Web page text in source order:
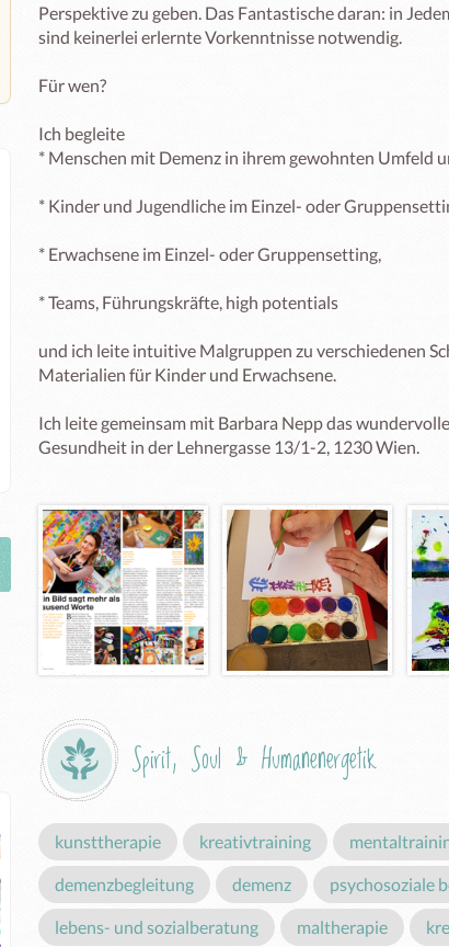
Perspektive zu geben. Das Fantastische daran: in
sind keinerlei erlernte Vorkenntnisse notwendig.
Für wen?
Ich begleite
* Menschen mit Demenz in ihrem gewohnten Umfeld
* Kinder und Jugendliche im Einzel- oder
* Erwachsene im Einzel- oder Gruppensetting,
* Teams, Führungskräfte, high potentials
und ich leite intuitive Malgruppen zu verschiedenen
Materialien für Kinder und Erwachsene.
Ich leite gemeinsam mit Barbara Nepp das
Gesundheit in der Lehnergasse 13/1-2, 1230 Wien.
Spirit, Soul & Humanenergetik
kunsttherapie kreativtraining
demenzbegleitung demenz psychosoziale
lebens- und sozialberatung maltherapie